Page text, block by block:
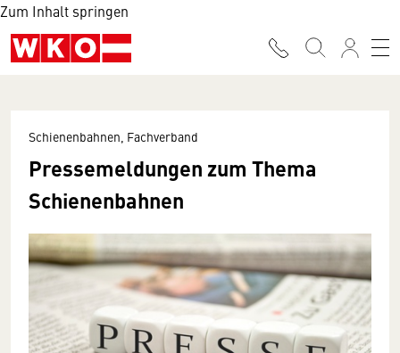
Zum Inhalt springen
Schienenbahnen, Fachverband
Pressemeldungen zum Thema
Schienenbahnen